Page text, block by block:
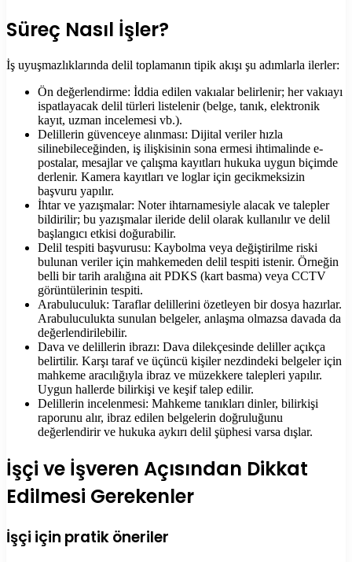
Süreç Nasıl İşler?
İş uyuşmazlıklarında delil toplamanın tipik akışı şu adımlarla ilerler:
Ön değerlendirme: İddia edilen vakıalar belirlenir; her vakıayı
ispatlayacak delil türleri listelenir (belge, tanık, elektronik
kayıt, uzman incelemesi vb.).
Delillerin güvenceye alınması: Dijital veriler hızla
silinebileceğinden, iş ilişkisinin sona ermesi ihtimalinde e-
postalar, mesajlar ve çalışma kayıtları hukuka uygun biçimde
derlenir. Kamera kayıtları ve loglar için gecikmeksizin
başvuru yapılır.
İhtar ve yazışmalar: Noter ihtarnamesiyle alacak ve talepler
bildirilir; bu yazışmalar ileride delil olarak kullanılır ve delil
başlangıcı etkisi doğurabilir.
Delil tespiti başvurusu: Kaybolma veya değiştirilme riski
bulunan veriler için mahkemeden delil tespiti istenir. Örneğin
belli bir tarih aralığına ait PDKS (kart basma) veya CCTV
görüntülerinin tespiti.
Arabuluculuk: Taraflar delillerini özetleyen bir dosya hazırlar.
Arabuluculukta sunulan belgeler, anlaşma olmazsa davada da
değerlendirilebilir.
Dava ve delillerin ibrazı: Dava dilekçesinde deliller açıkça
belirtilir. Karşı taraf ve üçüncü kişiler nezdindeki belgeler için
mahkeme aracılığıyla ibraz ve müzekkere talepleri yapılır.
Uygun hallerde bilirkişi ve keşif talep edilir.
Delillerin incelenmesi: Mahkeme tanıkları dinler, bilirkişi
raporunu alır, ibraz edilen belgelerin doğruluğunu
değerlendirir ve hukuka aykırı delil şüphesi varsa dışlar.
İşçi ve İşveren Açısından Dikkat
Edilmesi Gerekenler
İşçi için pratik öneriler